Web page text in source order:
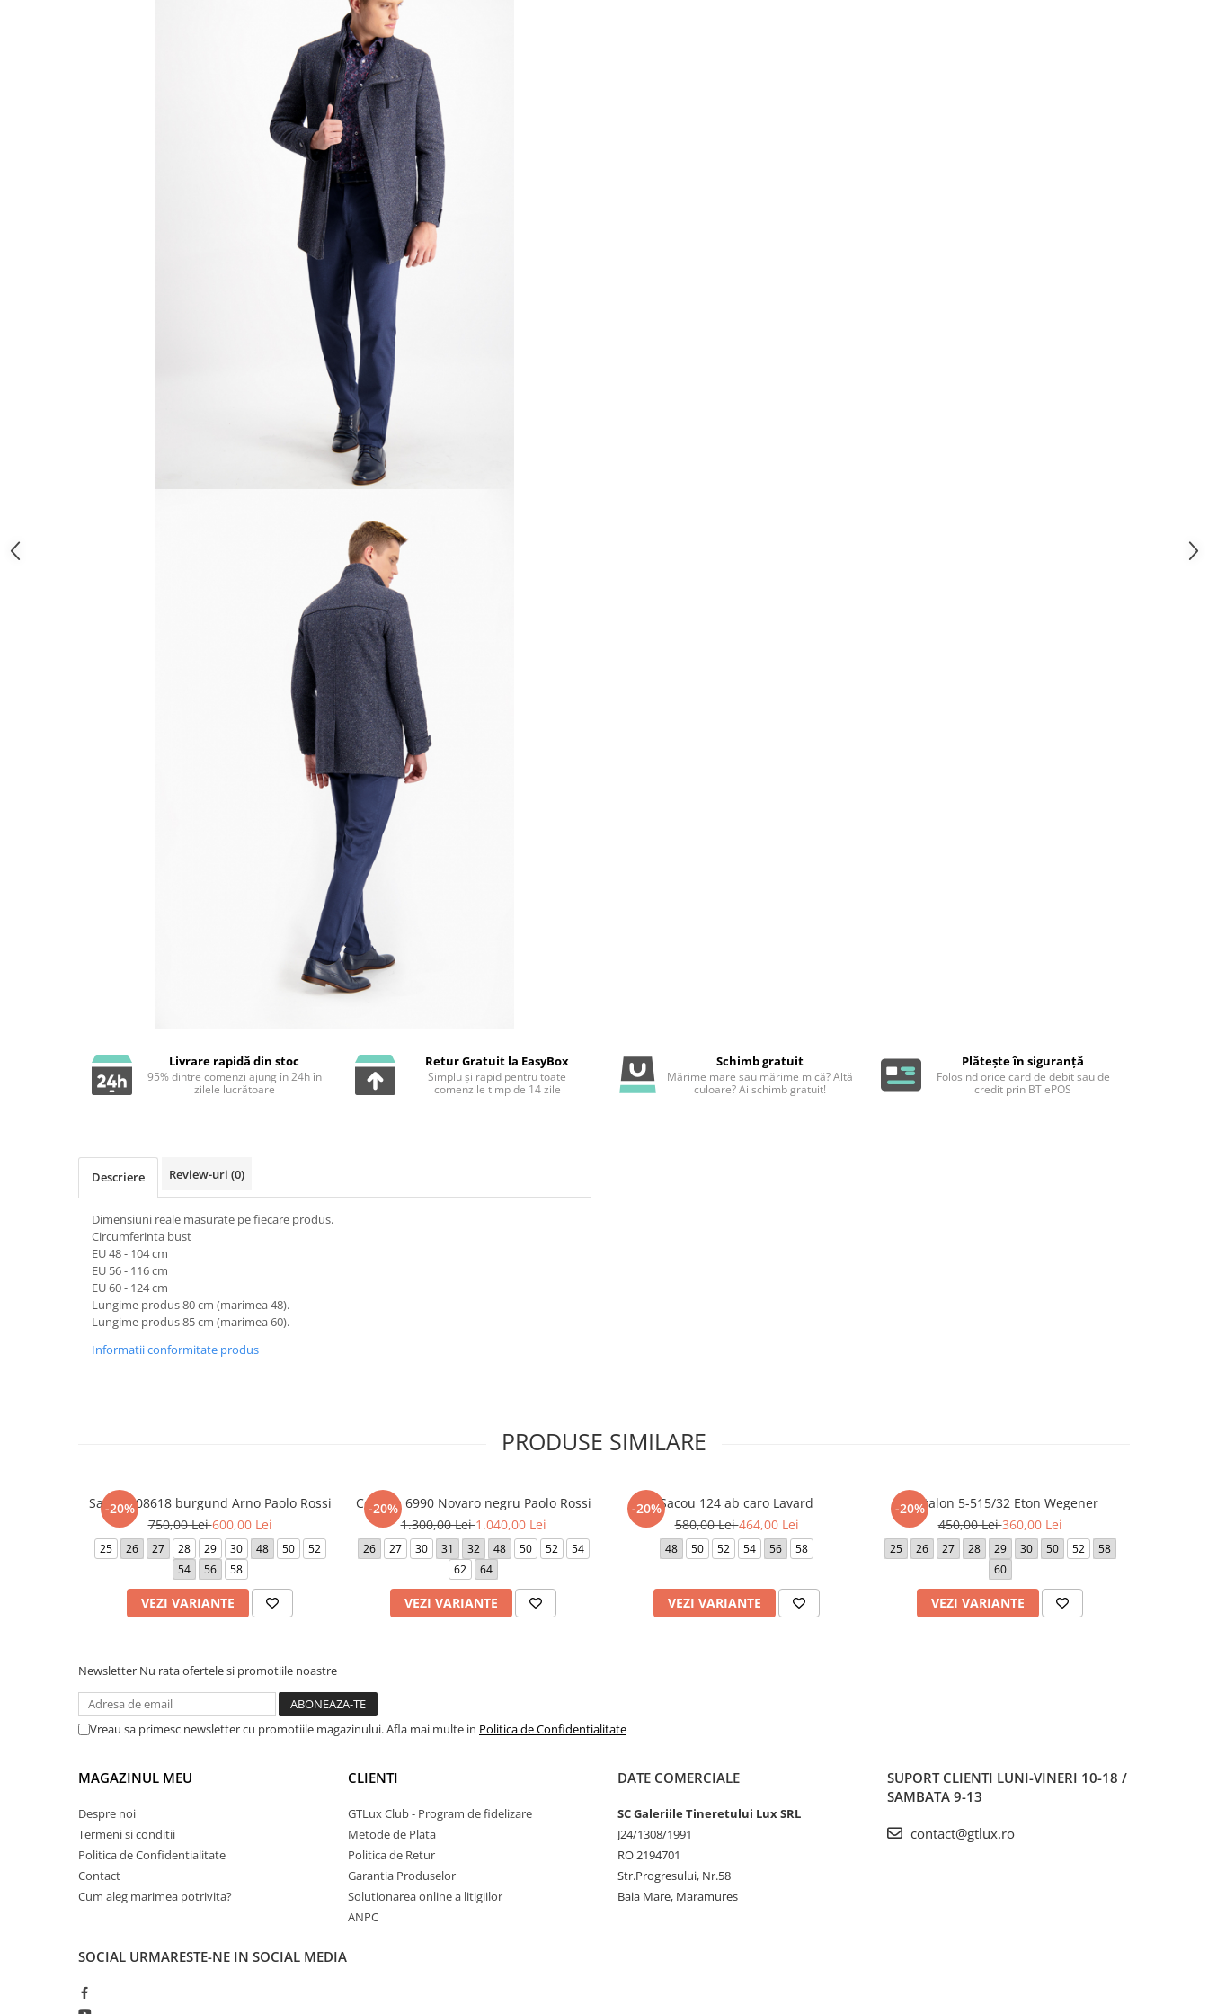
Livrare rapidă din stoc
95% dintre comenzi ajung în 24h în
zilele lucrătoare
Retur Gratuit la EasyBox
Simplu și rapid pentru toate
comenzile timp de 14 zile
Schimb gratuit
Mărime mare sau mărime mică? Altă
culoare? Ai schimb gratuit!
Plătește în siguranță
Folosind orice card de debit sau de
credit prin BT ePOS
Descriere Review-uri (0)
Dimensiuni reale masurate pe fiecare produs.
Circumferinta bust
EU 48 - 104 cm
EU 56 - 116 cm
EU 60 - 124 cm
Lungime produs 80 cm (marimea 48).
Lungime produs 85 cm (marimea 60).
Informatii conformitate produs
PRODUSE SIMILARE
-20%
Sacou 308618 burgund Arno Paolo Rossi
750,00 Lei600,00 Lei
25 26 27 28 29 30 48 50
52
54
56 58
VEZI VARIANTE
-20%
Costum 6990 Novaro negru Paolo Rossi
1.300,00 Lei1.040,00 Lei
26 27 30 31 32 48 50 52
54
62
64
VEZI VARIANTE
-20%Sacou 124 ab caro Lavard
580,00 Lei464,00 Lei
48 50 52 54 56 58
VEZI VARIANTE
-20%
Pantalon 5-515/32 Eton Wegener
450,00 Lei360,00 Lei
25 26 27 28 29 30 50 52
58
60
VEZI VARIANTE
Newsletter Nu rata ofertele si promotiile noastre
Vreau sa primesc newsletter cu promotiile magazinului. Afla mai multe in Politica de Confidentialitate
MAGAZINUL MEU
Despre noi
Termeni si conditii
Politica de Confidentialitate
Contact
Cum aleg marimea potrivita?
CLIENTI
GTLux Club - Program de fidelizare
Metode de Plata
Politica de Retur
Garantia Produselor
Solutionarea online a litigiilor
ANPC
DATE COMERCIALE
SC Galeriile Tineretului Lux SRL
J24/1308/1991
RO 2194701
Str.Progresului, Nr.58
Baia Mare, Maramures
SUPORT CLIENTI LUNI-VINERI 10-18 /
SAMBATA 9-13
contact@gtlux.ro
SOCIAL URMARESTE-NE IN SOCIAL MEDIA